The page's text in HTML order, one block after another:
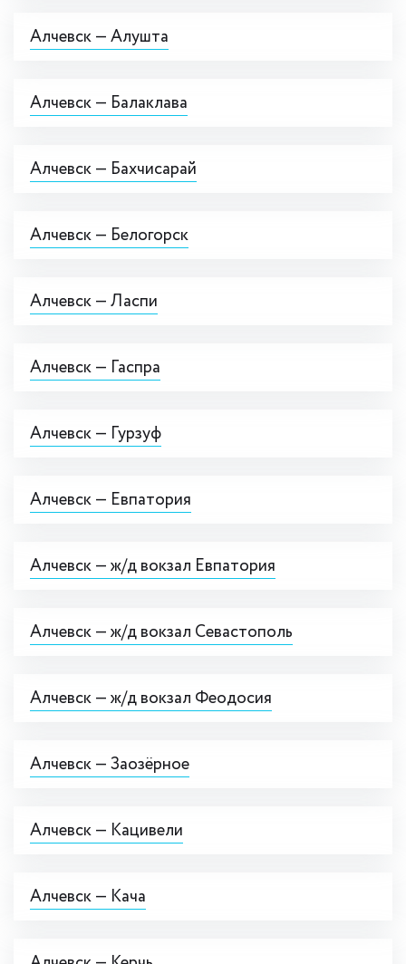
Алчевск — Алушта
Алчевск — Балаклава
Алчевск — Бахчисарай
Алчевск — Белогорск
Алчевск — Ласпи
Алчевск — Гаспра
Алчевск — Гурзуф
Алчевск — Евпатория
Алчевск — ж/д вокзал Евпатория
Алчевск — ж/д вокзал Севастополь
Алчевск — ж/д вокзал Феодосия
Алчевск — Заозёрное
Алчевск — Кацивели
Алчевск — Кача